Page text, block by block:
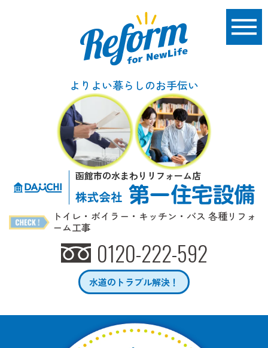
よりよい暮らしのお手伝い
函館市の水まわりリフォーム店
トイレ・ボイラー・キッチン・バス 各種リフォ
ーム工事
0120-222-592
水道のトラブル解決！